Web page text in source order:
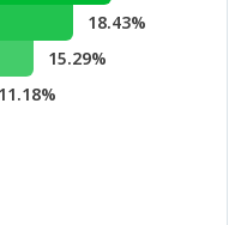
18.43%
15.29%
11.18%